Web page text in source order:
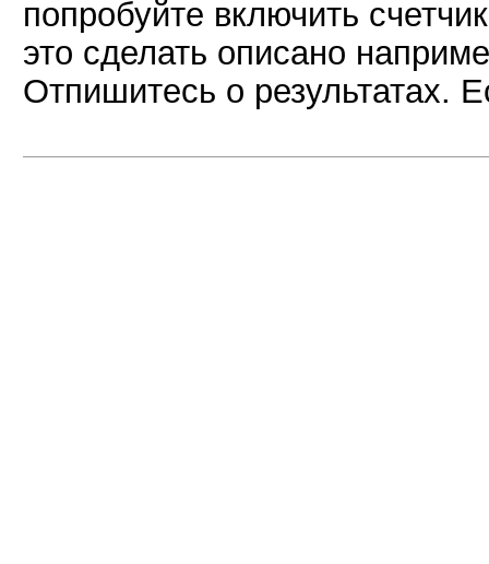
попробуйте включить
это сделать описано
Отпишитесь о результатах.